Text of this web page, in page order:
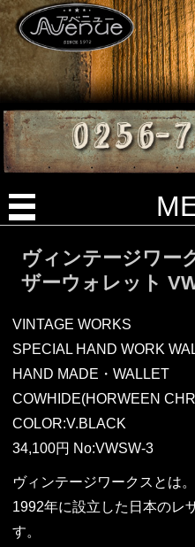
ヴィンテージワー
ザーウォレット
VINTAGE WORKS
SPECIAL HAND WORK
HAND MADE・WALLET
COWHIDE(HORWEEN
COLOR:V.BLACK
34,100円 No:VWSW-3
ヴィンテージワークスとは。
1992年に設立した日本のレ
す。